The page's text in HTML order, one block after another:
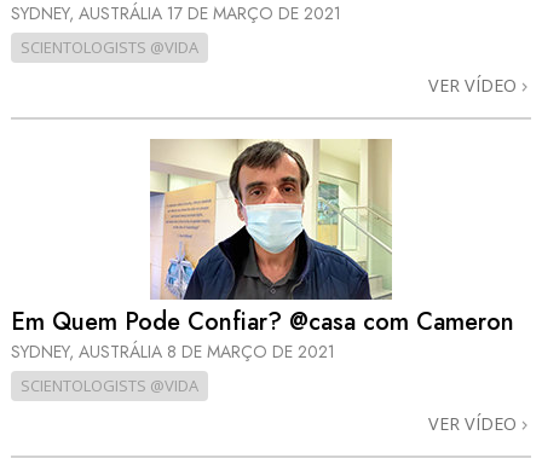
SYDNEY, AUSTRÁLIA 17 DE MARÇO DE 2021
SCIENTOLOGISTS @VIDA
VER VÍDEO
Em Quem Pode Confiar? @casa com Cameron
SYDNEY, AUSTRÁLIA 8 DE MARÇO DE 2021
SCIENTOLOGISTS @VIDA
VER VÍDEO